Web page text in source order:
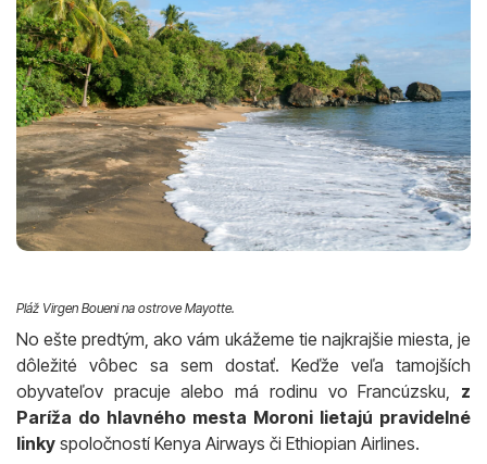
Pláž Virgen Boueni na ostrove Mayotte.
No ešte predtým, ako vám ukážeme tie najkrajšie miesta, je
dôležité vôbec sa sem dostať. Keďže veľa tamojších
obyvateľov pracuje alebo má rodinu vo Francúzsku, z
Paríža do hlavného mesta Moroni lietajú pravidelné
linky spoločností Kenya Airways či Ethiopian Airlines.